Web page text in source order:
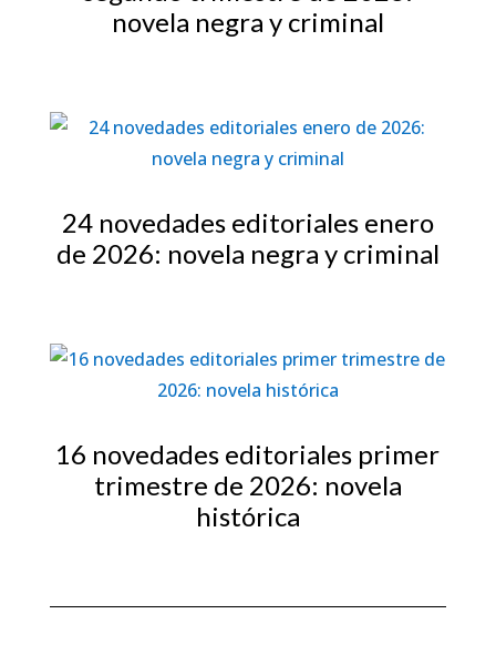
novela negra y criminal
24 novedades editoriales enero
de 2026: novela negra y criminal
16 novedades editoriales primer
trimestre de 2026: novela
histórica